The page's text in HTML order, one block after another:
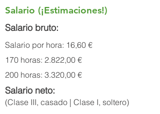
Salario (¡Estimaciones!)
Salario bruto:
Salario por hora: 16,60 €
170 horas: 2.822,00 €
200 horas: 3.320,00 €
Salario neto:
(Clase III, casado | Clase I, soltero)